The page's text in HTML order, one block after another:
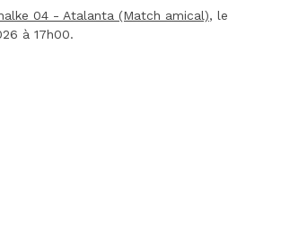
04 - Atalanta (Match amical), le
à 17h00.